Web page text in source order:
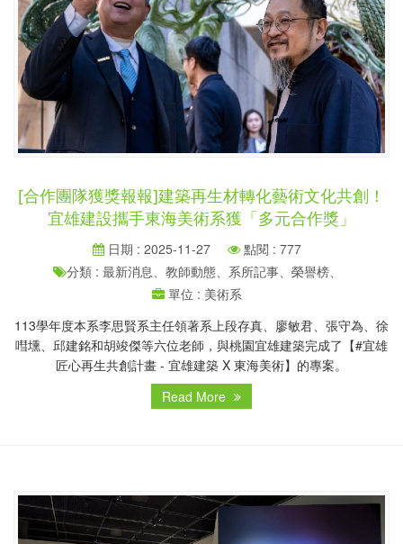
[合作團隊獲獎報報]建築再生材轉化藝術文化共創！
宜雄建設攜手東海美術系獲「多元合作獎」
日期 : 2025-11-27
點閱 : 777
分類 : 最新消息、教師動態、系所記事、榮譽榜、
單位 : 美術系
113學年度本系李思賢系主任領著系上段存真、廖敏君、張守為、徐
嘒壎、邱建銘和胡竣傑等六位老師，與桃園宜雄建築完成了【#宜雄
匠心再生共創計畫 - 宜雄建築 X 東海美術】的專案。
Read More